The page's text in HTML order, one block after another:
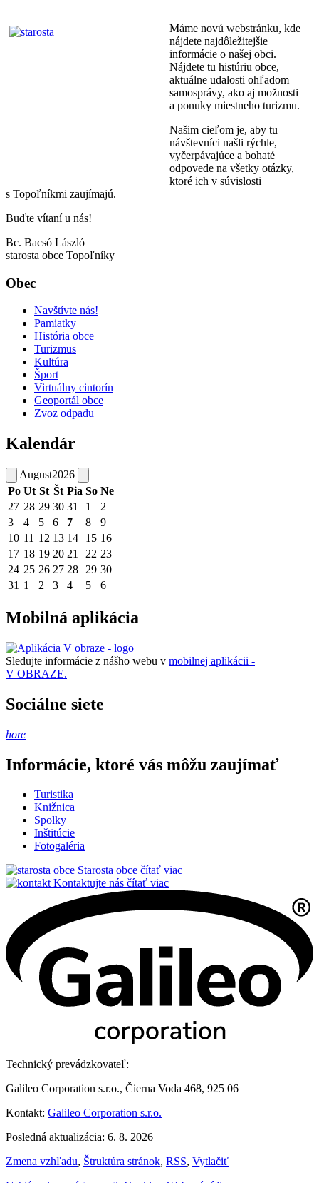
Máme novú webstránku, kde
nájdete najdôležitejšie
informácie o našej obci.
Nájdete tu histúriu obce,
aktuálne udalosti ohľadom
samosprávy, ako aj možnosti
a ponuky miestneho turizmu.
Našim cieľom je, aby tu
návštevníci našli rýchle,
vyčerpávajúce a bohaté
odpovede na všetky otázky,
ktoré ich v súvislosti
s Topoľníkmi zaujímajú.
Buďte vítaní u nás!
Bc. Bacsó László
starosta obce Topoľníky
Obec
Navštívte nás!
Pamiatky
História obce
Turizmus
Kultúra
Šport
Virtuálny cintorín
Geoportál obce
Zvoz odpadu
Kalendár
August2026
Po Ut St Št Pia So Ne
27 28 29 30 31 1
2
3
4 5 6 7 8
9
10 11 12 13 14 15 16
17 18 19 20 21 22 23
24 25 26 27 28 29 30
31 1 2 3 4 5 6
Mobilná aplikácia
Sledujte informácie z nášho webu v mobilnej aplikácii -
V OBRAZE.
Sociálne siete
hore
Informácie, ktoré vás môžu zaujímať
Turistika
Knižnica
Spolky
Inštitúcie
Fotogaléria
Starosta obce čítať viac
Kontaktujte nás čítať viac
Technický prevádzkovateľ:
Galileo Corporation s.r.o., Čierna Voda 468, 925 06
Kontakt: Galileo Corporation s.r.o.
Posledná aktualizácia: 6. 8. 2026
Zmena vzhľadu, Štruktúra stránok, RSS, Vytlačiť